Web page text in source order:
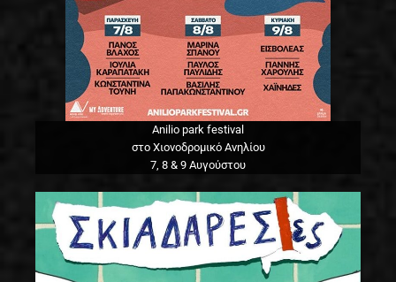
Anilio park festival
στο Χιονοδρομικό Ανηλίου
7, 8 & 9 Αυγούστου